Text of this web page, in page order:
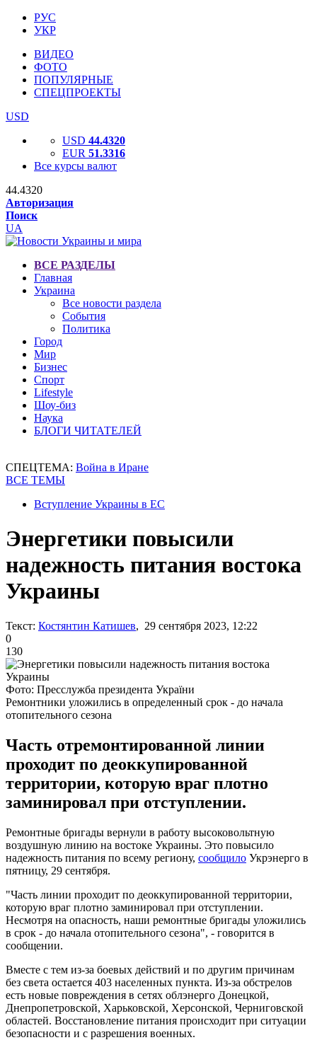
РУС
УКР
ВИДЕО
ФОТО
ПОПУЛЯРНЫЕ
СПЕЦПРОЕКТЫ
USD
USD 44.4320
EUR 51.3316
Все курсы валют
44.4320
Авторизация
Поиск
UA
ВСЕ РАЗДЕЛЫ
Главная
Украина
Все новости раздела
События
Политика
Город
Мир
Бизнес
Спорт
Lifestyle
Шоу-биз
Наука
БЛОГИ ЧИТАТЕЛЕЙ
СПЕЦТЕМА: Война в Иране
ВСЕ ТЕМЫ
Вступление Украины в ЕС
Энергетики повысили
надежность питания востока
Украины
Текст: Костянтин Катишев, 29 сентября 2023, 12:22
0
130
Фото: Пресслужба президента України
Ремонтники уложились в определенный срок - до начала
отопительного сезона
Часть отремонтированной линии
проходит по деоккупированной
территории, которую враг плотно
заминировал при отступлении.
Ремонтные бригады вернули в работу высоковольтную
воздушную линию на востоке Украины. Это повысило
надежность питания по всему региону, сообщило Укрэнерго в
пятницу, 29 сентября.
"Часть линии проходит по деоккупированной территории,
которую враг плотно заминировал при отступлении.
Несмотря на опасность, наши ремонтные бригады уложились
в срок - до начала отопительного сезона", - говорится в
сообщении.
Вместе с тем из-за боевых действий и по другим причинам
без света остается 403 населенных пункта. Из-за обстрелов
есть новые повреждения в сетях облэнерго Донецкой,
Днепропетровской, Харьковской, Херсонской, Черниговской
областей. Восстановление питания происходит при ситуации
безопасности и с разрешения военных.